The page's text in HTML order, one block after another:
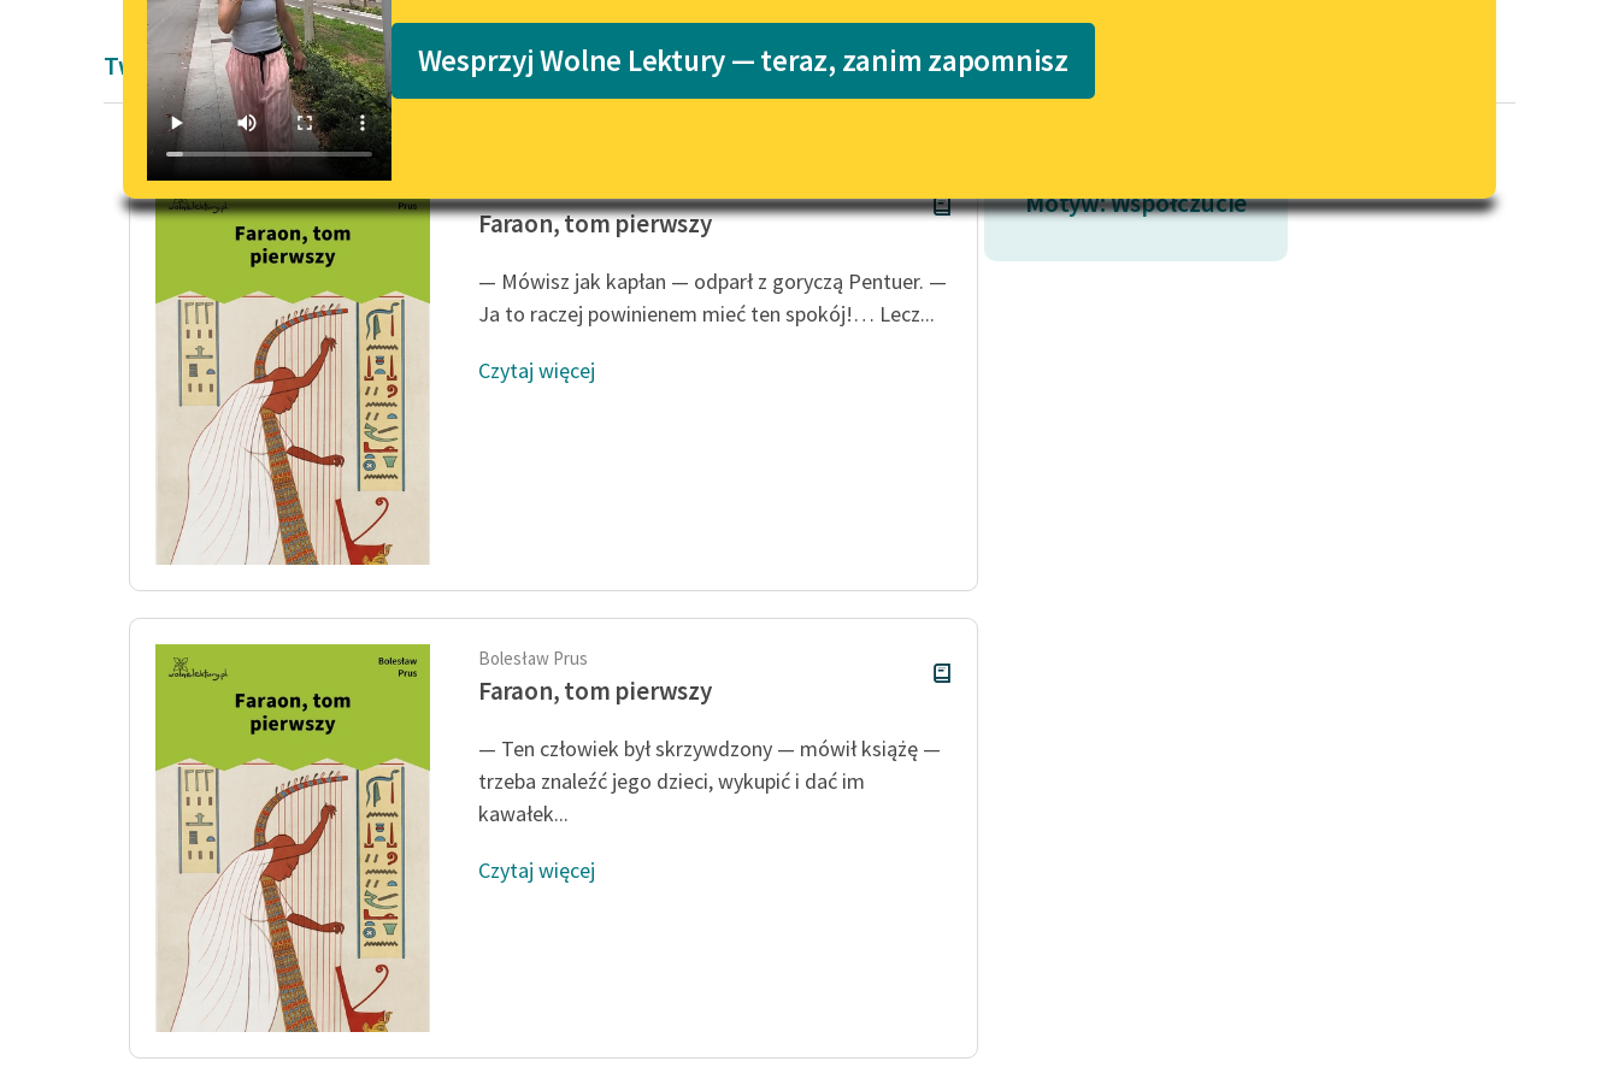
Lektury szkolne i klasyka
literatury do słuchania dla
E-kolekcja lektur szkolnych i
literatury do słuchania dla
uczennic i uczniów z
niepełnosprawnościami
Feministyczne inspiracje.
Popularyzacja skandynawskiej
Katalog
Katalog w formacie PDF
wrażliwych
Deklaracja dostępności
Wesprzyj Wolne Lektury — teraz, zanim zapomnisz
Twórczość Bolesław Prus
Faraon, tom pierwszy
— Mówisz jak kapłan — odparł z goryczą Pentuer. —
Ja to raczej powinienem mieć ten spokój!… Lecz...
Czytaj więcej
Bolesław Prus
Faraon, tom pierwszy
— Ten człowiek był skrzywdzony — mówił książę —
trzeba znaleźć jego dzieci, wykupić i dać im
kawałek...
Czytaj więcej
Motyw: Współczucie